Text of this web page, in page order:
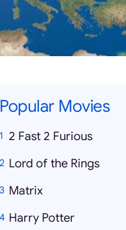
Popular Movies
2 Fast 2 Furious
Lord of the Rings
Matrix
Harry Potter